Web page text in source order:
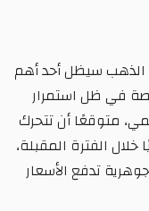
الذهب سيظل أحد أهم
في ظل استمرار
متوقعًا أن تتحرك
الفترة المقبلة،
تدفع الأسعار